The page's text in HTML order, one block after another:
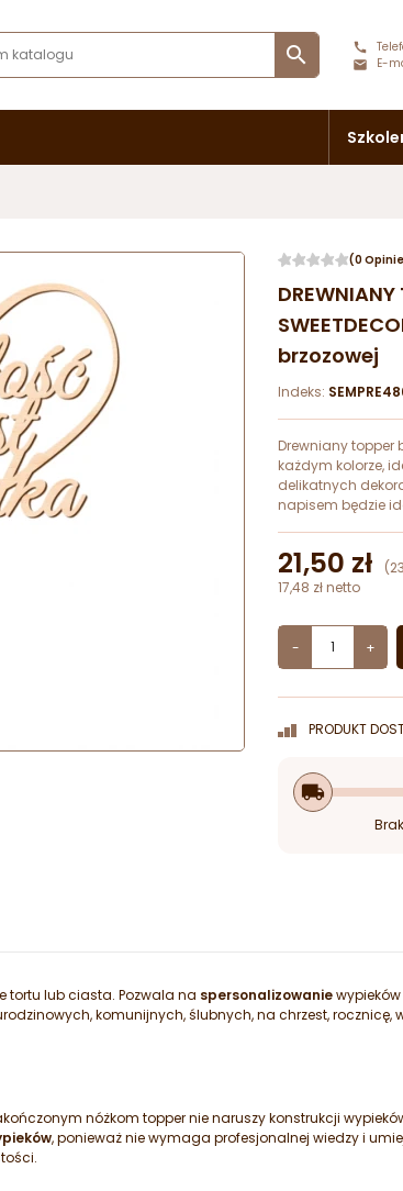

E-
(0
brzozowej
Indeks:
Drewniany topper
każdym kolorze,
delikatnych
napisem będzie
21,50 zł
17,48 zł netto
- +
PRODUKT
local_shipping
tortu lub ciasta. Pozwala na spersonalizowanie
komunijnych, ślubnych, na chrzest, rocznicę,
nóżkom topper nie naruszy konstrukcji
, ponieważ nie wymaga profesjonalnej wiedzy i